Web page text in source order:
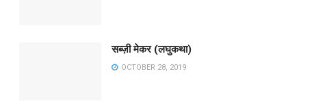
सब्ज़ी मेकर (लघुकथा)
OCTOBER 28, 2019